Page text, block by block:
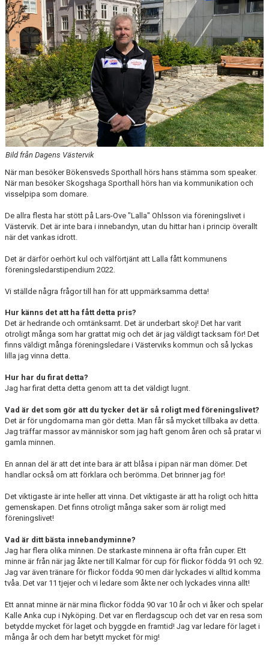
DOKUMENT
INFORMATION
HEDERSMEDLEM
Bild från Dagens Västervik
När man besöker Bökensveds Sporthall hörs hans stämma som speaker.
När man besöker Skogshaga Sporthall hörs han via kommunikation och
visselpipa som domare.
De allra flesta har stött på Lars-Ove "Lalla" Ohlsson via föreningslivet i
Västervik. Det är inte bara i innebandyn, utan du hittar han i princip överallt
när det vankas idrott.
Det är därför oerhört kul och välförtjänt att Lalla fått kommunens
föreningsledarstipendium 2022.
Vi ställde några frågor till han för att uppmärksamma detta!
Hur känns det att ha fått detta pris?
Det är hedrande och omtänksamt. Det är underbart skoj! Det har varit
otroligt många som har grattat mig och det är jag väldigt tacksam för! Det
finns väldigt många föreningsledare i Västerviks kommun och så lyckas
lilla jag vinna detta.
Hur har du firat detta?
Jag har firat detta detta genom att ta det väldigt lugnt.
Vad är det som gör att du tycker det är så roligt med föreningslivet?
Det är för ungdomarna man gör detta. Man får så mycket tillbaka av detta.
Jag träffar massor av människor som jag haft genom åren och så pratar vi
gamla minnen.
En annan del är att det inte bara är att blåsa i pipan när man dömer. Det
handlar också om att förklara och berömma. Det brinner jag för!
Det viktigaste är inte heller att vinna. Det viktigaste är att ha roligt och hitta
gemenskapen. Det finns otroligt många saker som är roligt med
föreningslivet!
Vad är ditt bästa innebandyminne?
Jag har flera olika minnen. De starkaste minnena är ofta från cuper. Ett
minne är från när jag åkte ner till Kalmar för cup för flickor födda 91 och 92.
Jag var även tränare för flickor födda 90 men där lyckades vi alltid komma
tvåa. Det var 11 tjejer och vi ledare som åkte ner och lyckades vinna allt!
Ett annat minne är när mina flickor födda 90 var 10 år och vi åker och spelar
Kalle Anka cup i Nyköping. Det var en flerdagscup och det var en resa som
betydde mycket för laget och byggde en framtid! Jag var ledare för laget i
många år och dem har betytt mycket för mig!